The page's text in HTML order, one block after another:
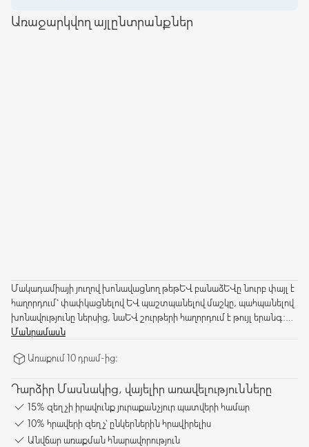
Առաջարկվող այլընտրանքներ
Մակադամիայի յուղով խոնավացնող թեթև բանաձևը նուրբ փայլ է
հաղորդում՝ փափկացնելով և պաշտպանելով մաշկը, պահպանելով
խոնավությունը ներսից, նաև շուրթերի հաղորդում է թույլ երանգ:
Եվ ոչ մի կպչունության զգացում:
Մանրամասն
Առաքում 10 դրամ-ից։
Դարձիր Մասնակից, վայելիր առավելությունները
15% զեղչի իրավունք յուրաքանչյուր պատվերի համար
10% հրավերի զեղչ՝ ընկերներին հրավիրելիս
Անվճար առաքման հնարավորություն